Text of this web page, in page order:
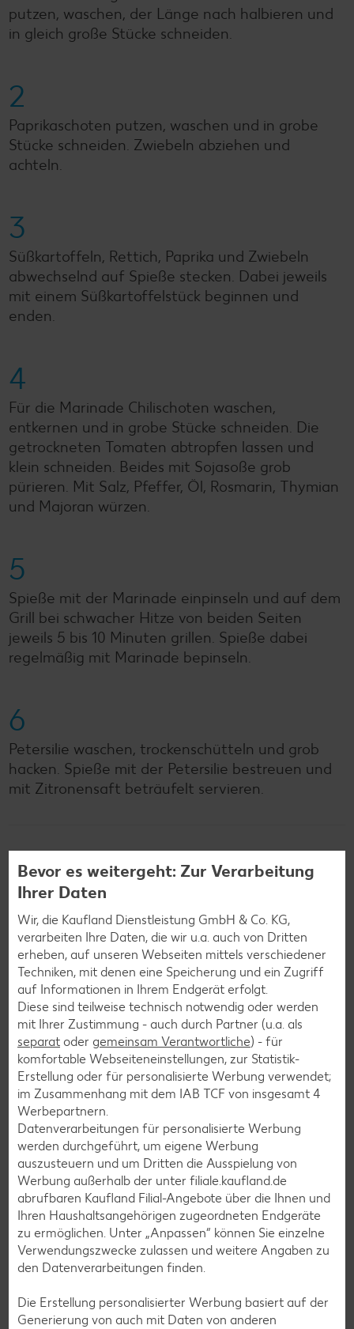
putzen, waschen, der Länge nach halbieren und
in gleich große Stücke schneiden.
2
Paprikaschoten putzen, waschen und in grobe
Stücke schneiden. Zwiebeln abziehen und
achteln.
3
Süßkartoffeln, Rettich, Paprika und Zwiebeln
abwechselnd auf Spieße stecken. Dabei jeweils
mit einem Süßkartoffelstück beginnen und
enden.
4
Für die Marinade Chilischoten waschen,
entkernen und in grobe Stücke schneiden. Die
getrockneten Tomaten abtropfen lassen und
klein schneiden. Beides mit Sojasoße grob
pürieren. Mit Salz, Pfeffer, Öl, Rosmarin, Thymian
und Majoran würzen.
5
Spieße mit der Marinade einpinseln und auf dem
Grill bei schwacher Hitze von beiden Seiten
jeweils 5 bis 10 Minuten grillen. Spieße dabei
regelmäßig mit Marinade bepinseln.
6
Petersilie waschen, trockenschütteln und grob
hacken. Spieße mit der Petersilie bestreuen und
mit Zitronensaft beträufelt servieren.
Weitere interessante
Rezeptkategorien
Burger-Rezepte
Pizza-Rezepte
Pasta-Rezepte
Sushi-Rezepte
Raclette-Rezepte
Flammkuchen-Rezepte
Frühstücksrezepte
Spargel-Rezepte
Bevor es weitergeht: Zur Verarbeitung
Ihrer Daten
Wir, die Kaufland Dienstleistung GmbH & Co. KG,
verarbeiten Ihre Daten, die wir u.a. auch von Dritten
erheben, auf unseren Webseiten mittels verschiedener
Techniken, mit denen eine Speicherung und ein Zugriff
auf Informationen in Ihrem Endgerät erfolgt.
Diese sind teilweise technisch notwendig oder werden
mit Ihrer Zustimmung - auch durch Partner (u.a. als
separat oder gemeinsam Verantwortliche) - für
komfortable Webseiteneinstellungen, zur Statistik-
Erstellung oder für personalisierte Werbung verwendet;
im Zusammenhang mit dem IAB TCF von insgesamt 4
Werbepartnern.
Datenverarbeitungen für personalisierte Werbung
werden durchgeführt, um eigene Werbung
auszusteuern und um Dritten die Ausspielung von
Werbung außerhalb der unter filiale.kaufland.de
abrufbaren Kaufland Filial-Angebote über die Ihnen und
Ihren Haushaltsangehörigen zugeordneten Endgeräte
zu ermöglichen. Unter „Anpassen“ können Sie einzelne
Verwendungszwecke zulassen und weitere Angaben zu
den Datenverarbeitungen finden.
Die Erstellung personalisierter Werbung basiert auf der
Generierung von auch mit Daten von anderen